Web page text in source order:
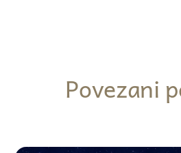
Povezani